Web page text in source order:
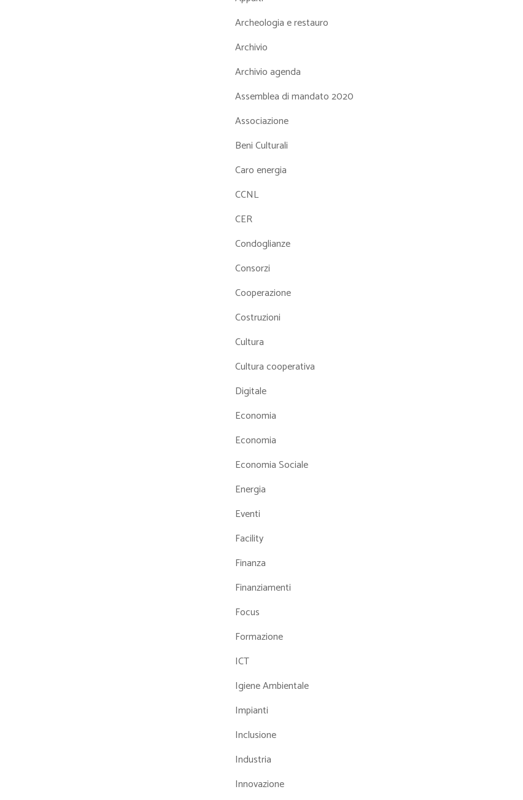
Archeologia e restauro
Archivio
Archivio agenda
Assemblea di mandato 2020
Associazione
Beni Culturali
Caro energia
CCNL
CER
Condoglianze
Consorzi
Cooperazione
Costruzioni
Cultura
Cultura cooperativa
Digitale
Economia
Economia
Economia Sociale
Energia
Eventi
Facility
Finanza
Finanziamenti
Focus
Formazione
ICT
Igiene Ambientale
Impianti
Inclusione
Industria
Innovazione